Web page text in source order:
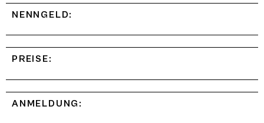
NENNGELD:
PREISE:
ANMELDUNG: